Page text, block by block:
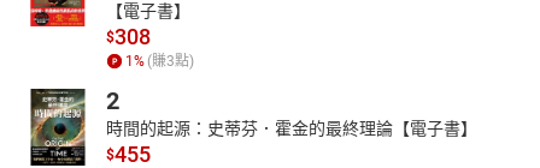
【電子書】
$308
1 % (賺3點)
2
時間的起源：史蒂芬．霍金的最終理論【電子書】
$455